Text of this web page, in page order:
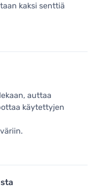
kaksi senttiä
auttaa
käytettyjen